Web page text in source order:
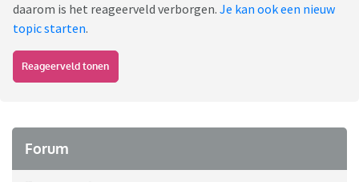
daarom is het reageerveld verborgen. Je kan ook een nieuw
topic starten.
Reageerveld tonen
Forum